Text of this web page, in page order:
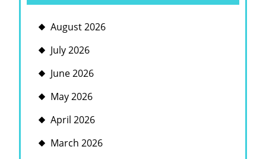
August 2026
July 2026
June 2026
May 2026
April 2026
March 2026